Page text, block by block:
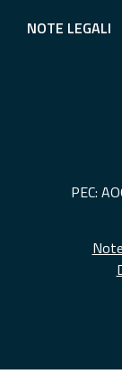
NOTE LEGALI
PEC: